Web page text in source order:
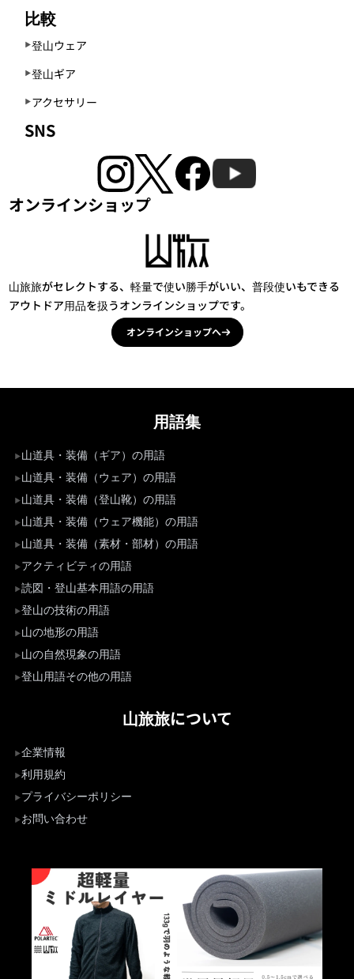
比較
登山ウェア
登山ギア
アクセサリー
SNS
オンラインショップ
山旅旅がセレクトする、軽量で使い勝手がいい、普段使いもできる
アウトドア用品を扱うオンラインショップです。
オンラインショップへ
用語集
山道具・装備（ギア）の用語
山道具・装備（ウェア）の用語
山道具・装備（登山靴）の用語
山道具・装備（ウェア機能）の用語
山道具・装備（素材・部材）の用語
アクティビティの用語
読図・登山基本用語の用語
登山の技術の用語
山の地形の用語
山の自然現象の用語
登山用語その他の用語
山旅旅について
企業情報
利用規約
プライバシーポリシー
お問い合わせ